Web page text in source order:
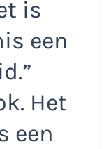
is
een
Het
een